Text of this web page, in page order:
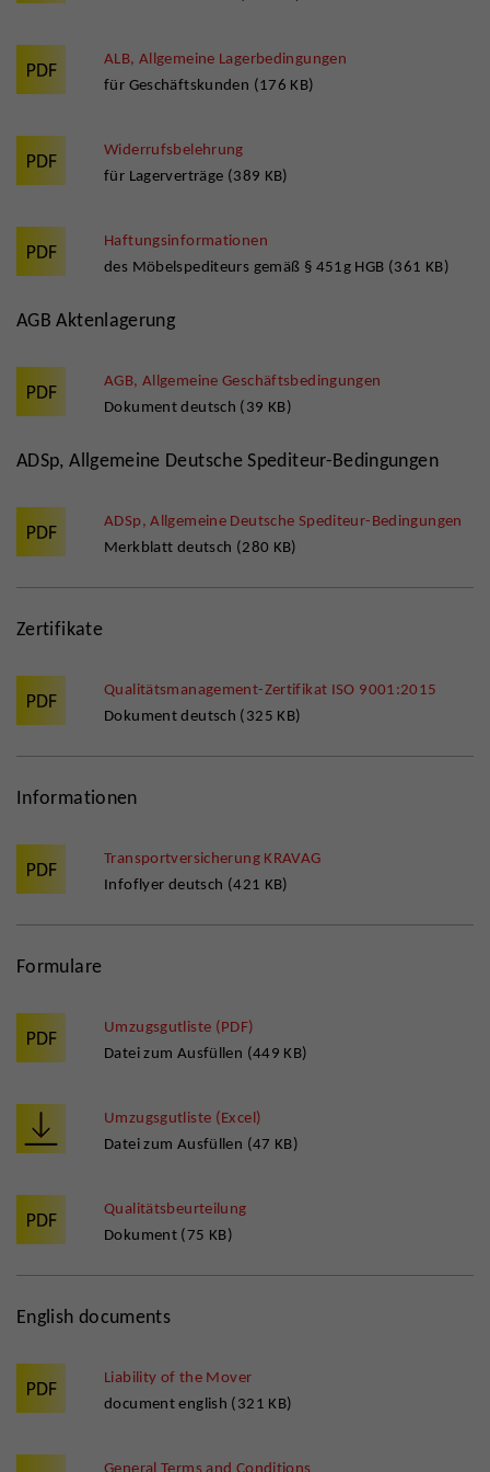
ALB, Allgemeine Lagerbedingungen
für Geschäftskunden (176 KB)
Widerrufsbelehrung
für Lagerverträge (389 KB)
Haftungsinformationen
des Möbelspediteurs gemäß § 451g HGB (361 KB)
AGB Aktenlagerung
AGB, Allgemeine Geschäftsbedingungen
Dokument deutsch (39 KB)
ADSp, Allgemeine Deutsche Spediteur-Bedingungen
ADSp, Allgemeine Deutsche Spediteur-Bedingungen
Merkblatt deutsch (280 KB)
Zertifikate
Qualitätsmanagement-Zertifikat ISO 9001:2015
Dokument deutsch (325 KB)
Informationen
Transportversicherung KRAVAG
Infoflyer deutsch (421 KB)
Formulare
Umzugsgutliste (PDF)
Datei zum Ausfüllen (449 KB)
Umzugsgutliste (Excel)
Datei zum Ausfüllen (47 KB)
Qualitätsbeurteilung
Dokument (75 KB)
English documents
Liability of the Mover
document english (321 KB)
General Terms and Conditions